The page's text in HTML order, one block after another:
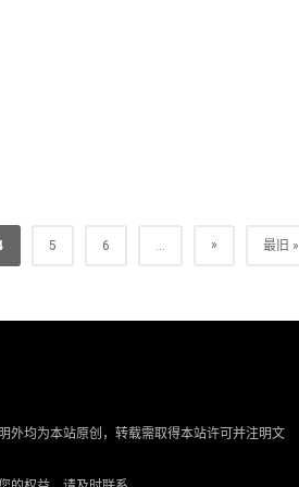
5 6 ... » 最旧 »
外均为本站原创，转载需取得本站许可并注明文